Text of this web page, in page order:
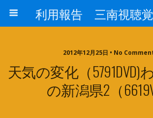
2012年12月25日 • No
天気の変化（5791DVD)
の新潟県2（